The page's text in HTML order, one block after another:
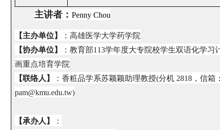
主讲者：Penny Chou
【主办单位】
：高雄医学大学药学院
【协办单位】
：教育部113学年度大专院校学生双语化学习
画重点培育学院
【联络人】
：香粧品学系苏颖颖助理教授(分机 2818，信箱
pam@kmu.edu.tw)
【承办人】
：